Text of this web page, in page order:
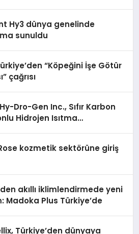
Hy3 dünya genelinde
sunuldu
“Köpeğini İşe Götür
çağrısı
Dro-Gen Inc., Sıfır Karbon
Hidrojen Isıtma
kozmetik sektörüne giriş
akıllı iklimlendirmede yeni
Madoka Plus Türkiye’de
Türkiye’den dünyaya